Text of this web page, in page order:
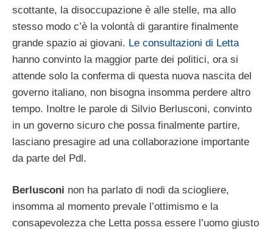
scottante, la disoccupazione è alle stelle, ma allo
stesso modo c’è la volontà di garantire finalmente
grande spazio ai giovani. Le consultazioni di Letta
hanno convinto la maggior parte dei politici, ora si
attende solo la conferma di questa nuova nascita del
governo italiano, non bisogna insomma perdere altro
tempo. Inoltre le parole di Silvio Berlusconi, convinto
in un governo sicuro che possa finalmente partire,
lasciano presagire ad una collaborazione importante
da parte del Pdl.
Berlusconi non ha parlato di nodi da sciogliere,
insomma al momento prevale l’ottimismo e la
consapevolezza che Letta possa essere l’uomo giusto